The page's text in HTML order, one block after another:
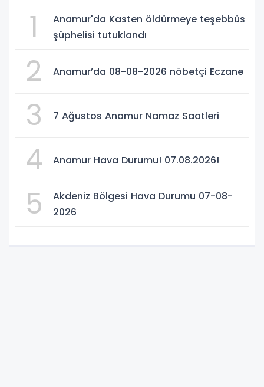
1
Anamur'da Kasten öldürmeye teşebbüs
şüphelisi tutuklandı
2 Anamur’da 08-08-2026 nöbetçi Eczane
3 7 Ağustos Anamur Namaz Saatleri
4 Anamur Hava Durumu! 07.08.2026!
5
Akdeniz Bölgesi Hava Durumu 07-08-
2026